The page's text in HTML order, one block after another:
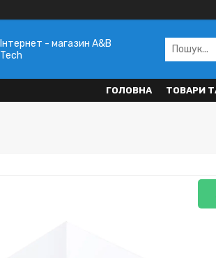
Інтернет - магазин A&B
Tech
ГОЛОВНА ТОВАРИ